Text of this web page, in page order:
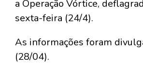
a Operação Vórtice,
sexta-feira (24/4).
As informações foram
(28/04).